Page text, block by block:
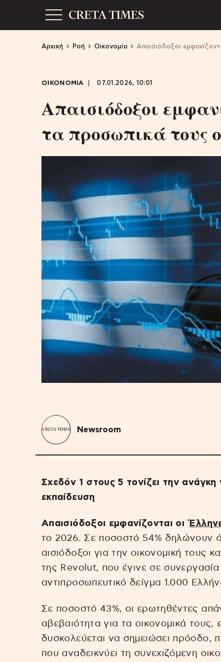
Αρχική Ροή Οικονομία Απαισιόδοξοι
ΟΙΚΟΝΟΜΙΑ 07.01.2026, 10:01
Απαισιόδοξοι
τα προσωπικά τους
Newsroom
Σχεδόν 1 στους 5 τονίζει την ανάγκη
εκπαίδευση
Απαισιόδοξοι εμφανίζονται οι
το 2026. Σε ποσοστό 54% δηλώνουν
αισιόδοξοι για την οικονομική τους
της Revolut, που έγινε σε
αντιπροσωπευτικό δείγμα 1.000
Σε ποσοστό 43%, οι ερωτηθέντες
αβεβαιότητα για τα οικονομικά τους,
δυσκολεύεται να σημειώσει πρόοδο,
που αναδεικνύει τη συνεχιζόμενη